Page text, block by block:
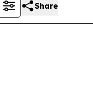
Share